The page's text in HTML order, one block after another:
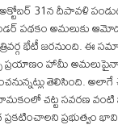
31న దీపావళి
పథకం అమలుకు
భేటీ జరనుంది. ఈ
ప్రయాణం హామీ
తెలిసింది.
చట్ట సవరణ వంటి
ప్రభుత్వం